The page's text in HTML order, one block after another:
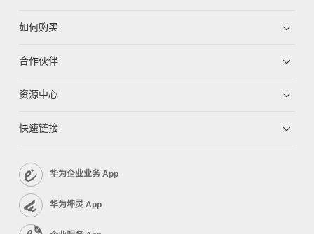
如何购买
合作伙伴
资源中心
快速链接
华为企业业务 App
华为坤灵 App